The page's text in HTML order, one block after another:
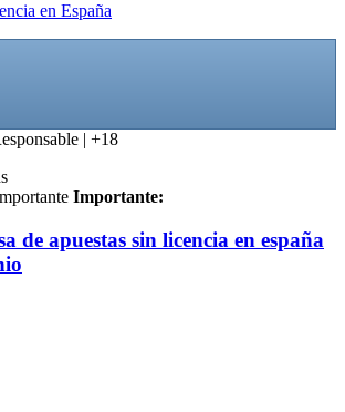
en España
| +18
Importante:
de apuestas sin licencia en españa